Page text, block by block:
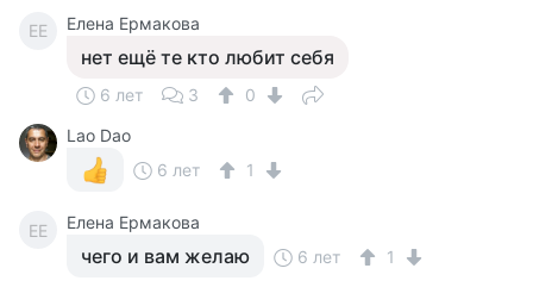
ЕЕ Елена Ермакова
нет ещё те кто любит себя
6 лет 3
0
Lao Dao
6 лет
1
ЕЕ Елена Ермакова
чего и вам желаю 6 лет 1